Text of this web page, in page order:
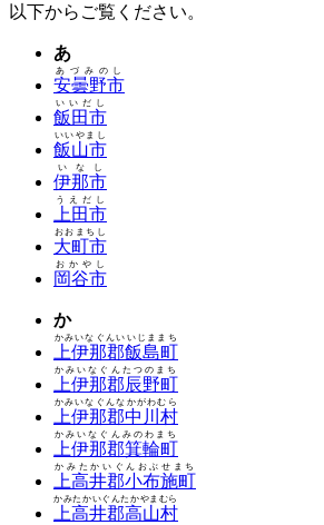
以下からご覧ください。
あ
安曇野市
あづみのし
飯田市
いいだし
飯山市
いいやまし
伊那市
いなし
上田市
うえだし
大町市
おおまちし
岡谷市
おかやし
か
上伊那郡飯島町
かみいなぐんいいじままち
上伊那郡辰野町
かみいなぐんたつのまち
上伊那郡中川村
かみいなぐんなかがわむら
上伊那郡箕輪町
かみいなぐんみのわまち
上高井郡小布施町
かみたかいぐんおぶせまち
上高井郡高山村
かみたかいぐんたかやまむら